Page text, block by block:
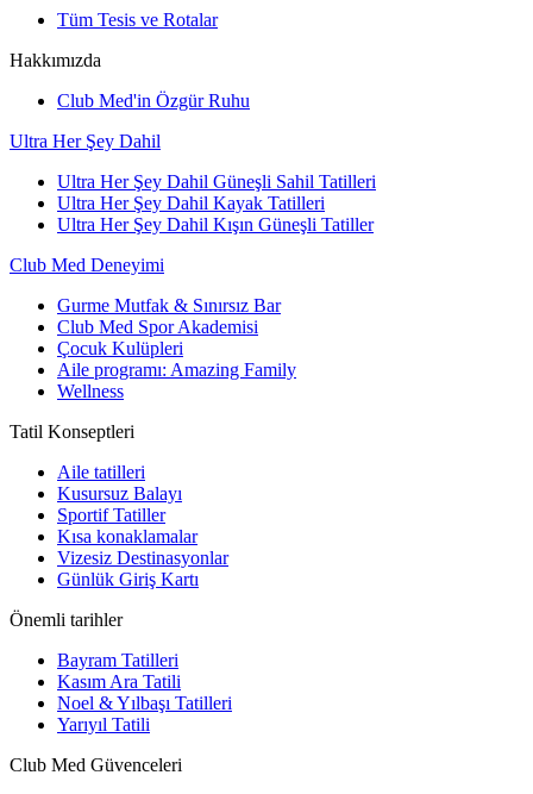
Tüm Tesis ve Rotalar
Hakkımızda
Club Med'in Özgür Ruhu
Ultra Her Şey Dahil
Ultra Her Şey Dahil Güneşli Sahil Tatilleri
Ultra Her Şey Dahil Kayak Tatilleri
Ultra Her Şey Dahil Kışın Güneşli Tatiller
Club Med Deneyimi
Gurme Mutfak & Sınırsız Bar
Club Med Spor Akademisi
Çocuk Kulüpleri
Aile programı: Amazing Family
Wellness
Tatil Konseptleri
Aile tatilleri
Kusursuz Balayı
Sportif Tatiller
Kısa konaklamalar
Vizesiz Destinasyonlar
Günlük Giriş Kartı
Önemli tarihler
Bayram Tatilleri
Kasım Ara Tatili
Noel & Yılbaşı Tatilleri
Yarıyıl Tatili
Club Med Güvenceleri